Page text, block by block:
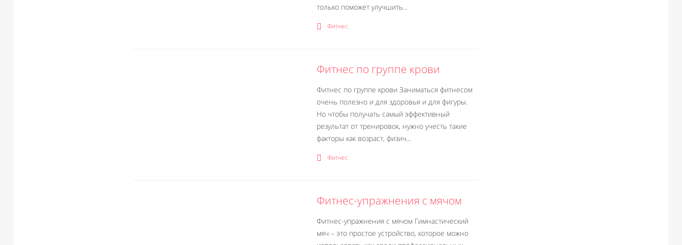
только поможет улучшить...
Фитнес
Фитнес по группе крови
Фитнес по группе крови Заниматься фитнесом
очень полезно и для здоровья и для фигуры.
Но чтобы получать самый эффективный
результат от тренировок, нужно учесть такие
факторы как возраст, физич...
Фитнес
Фитнес-упражнения с мячом
Фитнес-упражнения с мячом Гимнастический
мяч – это простое устройство, которое можно